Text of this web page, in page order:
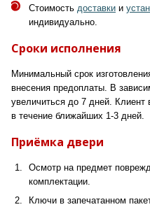
Стоимость доставки и
индивидуально.
Сроки исполнения
Минимальный срок
внесения предоплаты. В
увеличиться до 7 дней. Клиент
в течение ближайших 1-3 дней.
Приёмка двери
Осмотр на предмет
комплектации.
Ключи в запечатанном